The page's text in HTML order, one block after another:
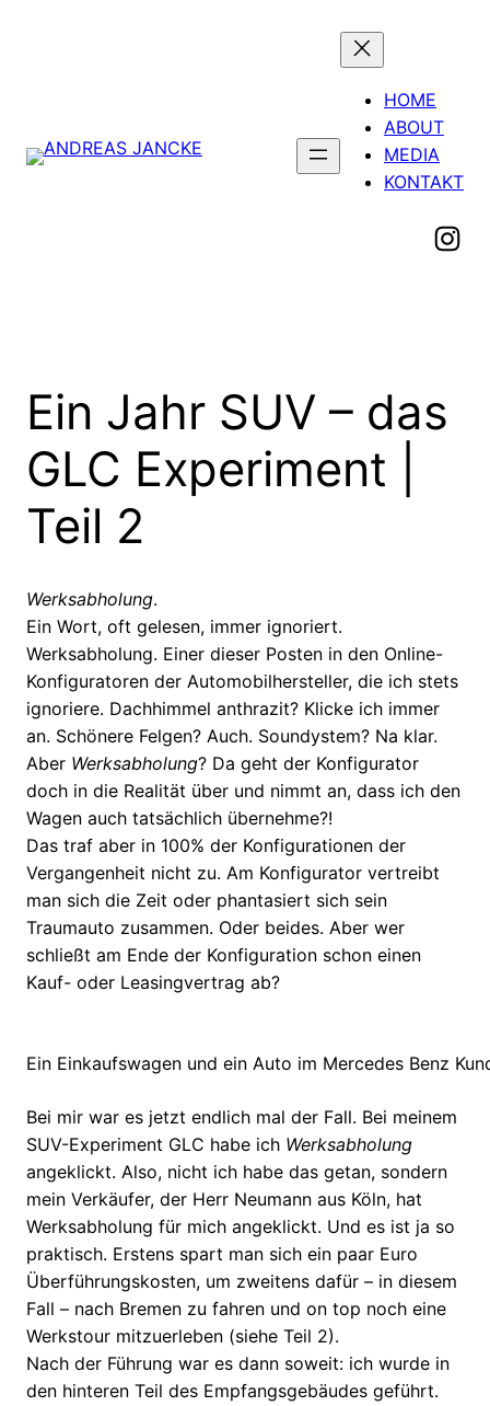
HOME
ABOUT
MEDIA
KONTAKT
Hier geht's zu meinem
Ein Jahr SUV – das
GLC Experiment |
Teil 2
Werksabholung.
Ein Wort, oft gelesen, immer ignoriert.
Werksabholung. Einer dieser Posten in den Online-
Konfiguratoren der Automobilhersteller, die ich stets
ignoriere. Dachhimmel anthrazit? Klicke ich immer
an. Schönere Felgen? Auch. Soundystem? Na klar.
Aber Werksabholung? Da geht der Konfigurator
doch in die Realität über und nimmt an, dass ich den
Wagen auch tatsächlich übernehme?!
Das traf aber in 100% der Konfigurationen der
Vergangenheit nicht zu. Am Konfigurator vertreibt
man sich die Zeit oder phantasiert sich sein
Traumauto zusammen. Oder beides. Aber wer
schließt am Ende der Konfiguration schon einen
Kauf- oder Leasingvertrag ab?
Ein Einkaufswagen und ein Auto im Mercedes Benz
Bei mir war es jetzt endlich mal der Fall. Bei meinem
SUV-Experiment GLC habe ich Werksabholung
angeklickt. Also, nicht ich habe das getan, sondern
mein Verkäufer, der Herr Neumann aus Köln, hat
Werksabholung für mich angeklickt. Und es ist ja so
praktisch. Erstens spart man sich ein paar Euro
Überführungskosten, um zweitens dafür – in diesem
Fall – nach Bremen zu fahren und on top noch eine
Werkstour mitzuerleben (siehe Teil 2).
Nach der Führung war es dann soweit: ich wurde in
den hinteren Teil des Empfangsgebäudes geführt.